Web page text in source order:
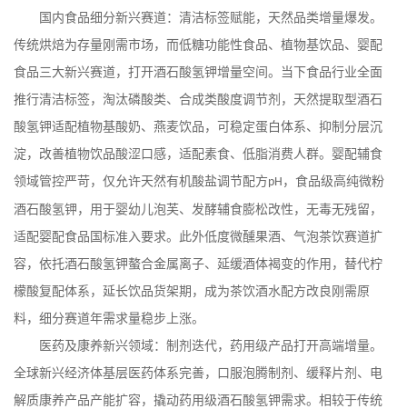
国内食品细分新兴赛道：清洁标签赋能，天然品类增量爆发。
传统烘焙为存量刚需市场，而低糖功能性食品、植物基饮品、婴配
食品三大新兴赛道，打开酒石酸氢钾增量空间。当下食品行业全面
推行清洁标签，淘汰磷酸类、合成类酸度调节剂，天然提取型酒石
酸氢钾适配植物基酸奶、燕麦饮品，可稳定蛋白体系、抑制分层沉
淀，改善植物饮品酸涩口感，适配素食、低脂消费人群。婴配辅食
领域管控严苛，仅允许天然有机酸盐调节配方pH ，食品级高纯微粉
酒石酸氢钾，用于婴幼儿泡芙、发酵辅食膨松改性，无毒无残留，
适配婴配食品国标准入要求。此外低度微醺果酒、气泡茶饮赛道扩
容，依托酒石酸氢钾螯合金属离子、延缓酒体褐变的作用，替代柠
檬酸复配体系，延长饮品货架期，成为茶饮酒水配方改良刚需原
料，细分赛道年需求量稳步上涨。
医药及康养新兴领域：制剂迭代，药用级产品打开高端增量。
全球新兴经济体基层医药体系完善，口服泡腾制剂、缓释片剂、电
解质康养产品产能扩容，撬动药用级酒石酸氢钾需求。相较于传统